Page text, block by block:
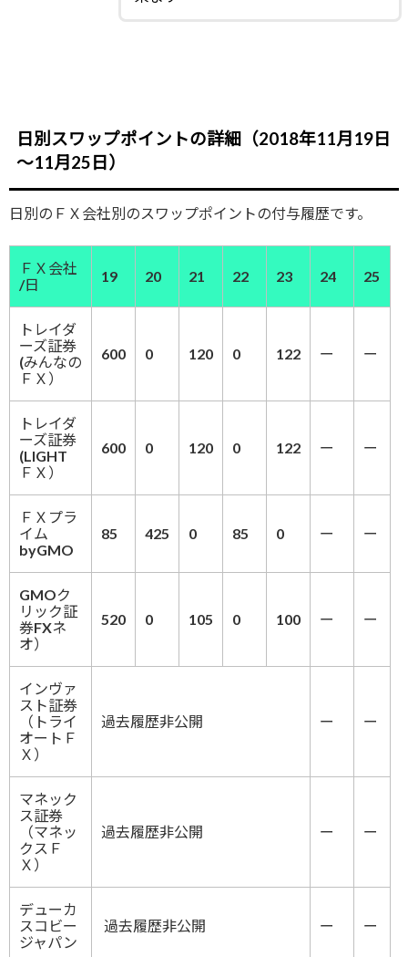
日別スワップポイントの詳細（2018年11月19日
～11月25日）
日別のＦＸ会社別のスワップポイントの付与履歴です。
ＦＸ会社
/日
19 20 21 22 23 24 25
トレイダ
ーズ証券
(みんなの
ＦＸ）
600 0 120 0 122 ー ー
トレイダ
ーズ証券
(LIGHT
ＦＸ）
600 0 120 0 122 ー ー
ＦＸプラ
イム
byGMO
85 425 0 85 0 ー ー
GMOク
リック証
券FXネ
オ）
520 0 105 0 100 ー ー
インヴァ
スト証券
（トライ
オートＦ
Ｘ）
過去履歴非公開 ー ー
マネック
ス証券
（マネッ
クスＦ
Ｘ）
過去履歴非公開 ー ー
デューカ
スコビー
ジャパン
過去履歴非公開 ー ー